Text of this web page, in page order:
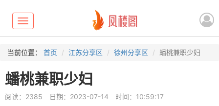
Toggle
navigation
当前位置： 首页 江苏分享区 徐州分享区 蟠桃兼职少妇
蟠桃兼职少妇
阅读：2385 日期：2023-07-14 时间：10:59:17